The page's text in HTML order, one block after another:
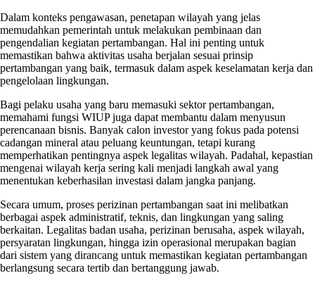
Dalam konteks pengawasan, penetapan wilayah yang jelas
memudahkan pemerintah untuk melakukan pembinaan dan
pengendalian kegiatan pertambangan. Hal ini penting untuk
memastikan bahwa aktivitas usaha berjalan sesuai prinsip
pertambangan yang baik, termasuk dalam aspek keselamatan kerja dan
pengelolaan lingkungan.
Bagi pelaku usaha yang baru memasuki sektor pertambangan,
memahami fungsi WIUP juga dapat membantu dalam menyusun
perencanaan bisnis. Banyak calon investor yang fokus pada potensi
cadangan mineral atau peluang keuntungan, tetapi kurang
memperhatikan pentingnya aspek legalitas wilayah. Padahal, kepastian
mengenai wilayah kerja sering kali menjadi langkah awal yang
menentukan keberhasilan investasi dalam jangka panjang.
Secara umum, proses perizinan pertambangan saat ini melibatkan
berbagai aspek administratif, teknis, dan lingkungan yang saling
berkaitan. Legalitas badan usaha, perizinan berusaha, aspek wilayah,
persyaratan lingkungan, hingga izin operasional merupakan bagian
dari sistem yang dirancang untuk memastikan kegiatan pertambangan
berlangsung secara tertib dan bertanggung jawab.